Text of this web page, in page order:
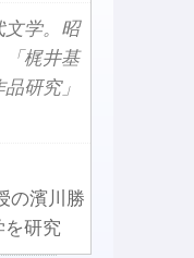
文学。昭
「梶井基
研究」
の濱川勝
研究